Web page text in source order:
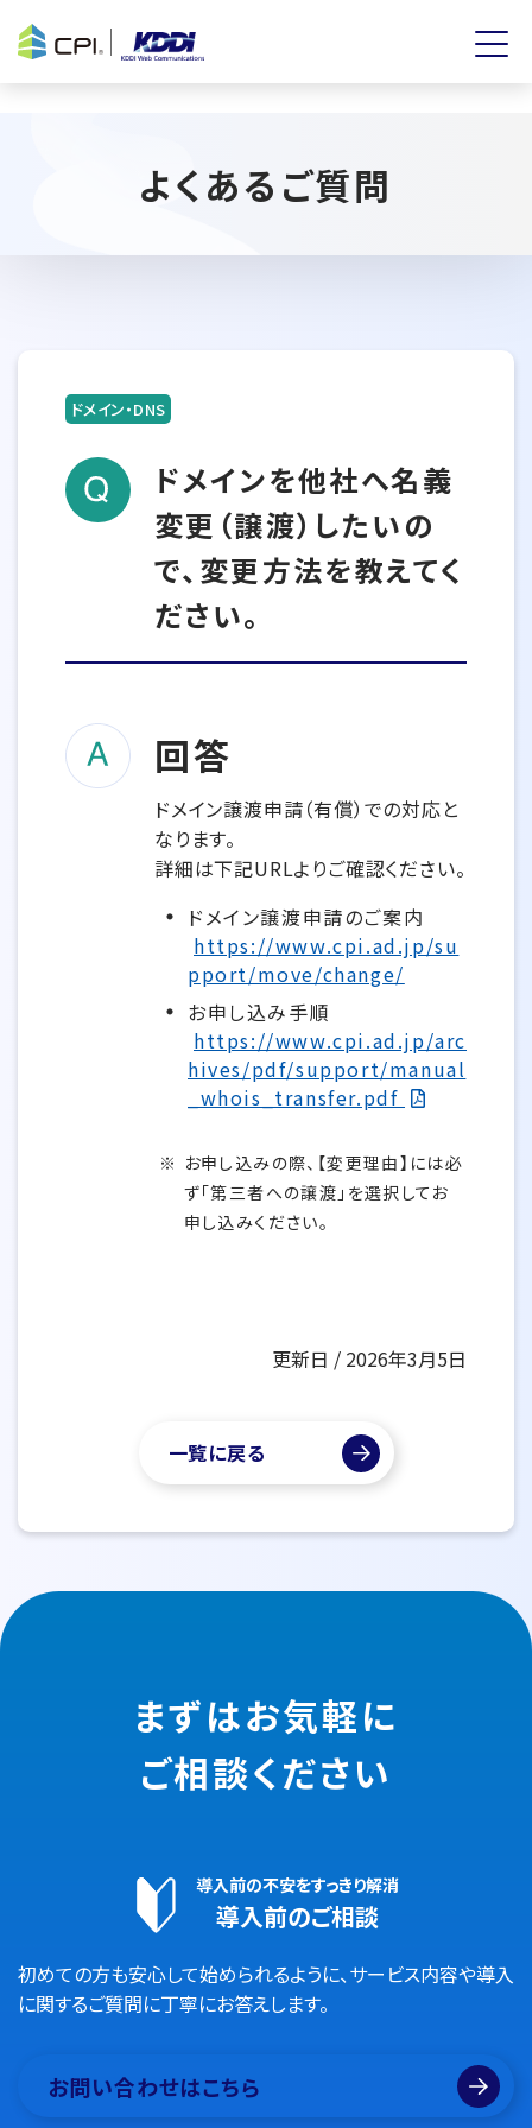
よくあるご質問
ドメイン・DNS
ドメインを他社へ名義
変更（譲渡）したいの
で、変更方法を教えてく
ださい。
回答
ドメイン譲渡申請（有償）での対応と
なります。
詳細は下記URLよりご確認ください。
ドメイン譲渡申請のご案内
https://www.cpi.ad.jp/su
pport/move/change/
お申し込み手順
https://www.cpi.ad.jp/arc
hives/pdf/support/manual
_whois_transfer.pdf
お申し込みの際、【変更理由】には必
ず「第三者への譲渡」を選択してお
申し込みください。
更新日 / 2026年3月5日
一覧に戻る
まずはお気軽に
ご相談ください
導入前の不安をすっきり解消
導入前のご相談
初めての方も安心して始められるように、サービス内容や導入
に関するご質問に丁寧にお答えします。
お問い合わせはこちら